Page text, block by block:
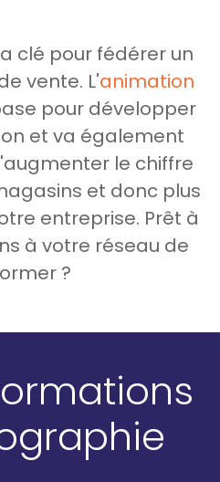
clé pour fédérer un
vente. L'animation
pour développer
et va également
le chiffre
et donc plus
entreprise. Prêt à
à votre réseau de
?